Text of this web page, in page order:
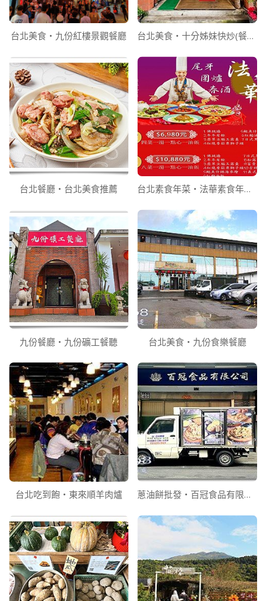
台北美食‧九份紅樓景觀餐廳 台北美食‧十分姊妹快炒(餐廳)
台北餐廳‧台北美食推薦 台北素食年菜‧法華素食年菜訂購
九份餐廳‧九份礦工餐聽 台北美食‧九份食樂餐廳
台北吃到飽‧東來順羊肉爐 蔥油餅批發‧百冠食品有限公司